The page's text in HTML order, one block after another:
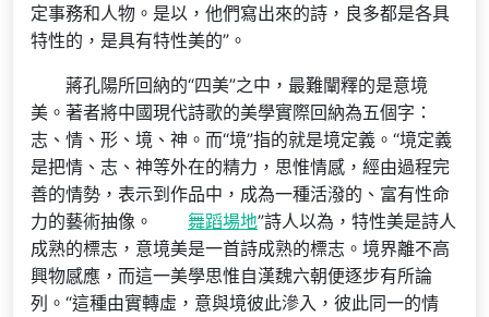
定事務和人物。是以，他們寫出來的詩，良多都是各具
特性的，是具有特性美的”。
蔣孔陽所回納的“四美”之中，最難闡釋的是意境
美。著者將中國現代詩歌的美學實際回納為五個字：
志、情、形、境、神。而“境”指的就是境定義。“境定義
是把情、志、神等外在的精力，思惟情感，經由過程完
善的情勢，表示到作品中，成為一種活潑的、富有性命
力的藝術抽像。
舞蹈場地”詩人以為，特性美是詩人
成熟的標志，意境美是一首詩成熟的標志。境界離不高
興物感應，而這一美學思惟自漢魏六朝便逐步有所論
列。“這種由實轉虛，意與境彼此滲入，彼此同一的情